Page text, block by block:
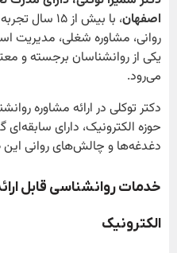
اصفهان
، با بیش از ۱۵
روانی، مشاوره شغلی، مدیریت
یکی از روانشناسان برجسته و
می‌رود.
دکتر توکلی در ارائه مشاوره
حوزه الکترونیک، دارای سابقه‌ای
دغدغه‌ها و چالش‌های روانی این
خدمات روانشناسی قابل ارائه
الکترونیک